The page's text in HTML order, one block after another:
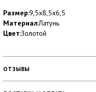
Размер:9,5х8,5х6,5
Материал:Латунь
Цвет:Золотой
ОТЗЫВЫ